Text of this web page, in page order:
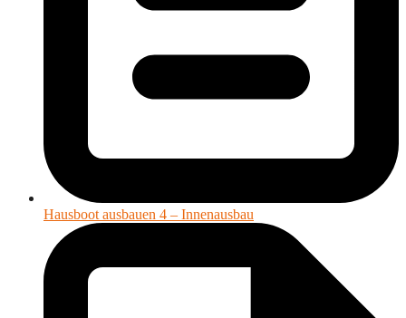
Hausboot ausbauen 4 – Innenausbau